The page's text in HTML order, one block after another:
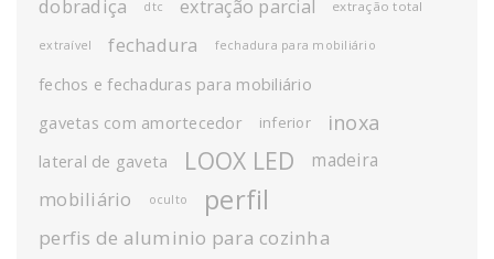
dobradiça dtc extração parcial extração total
extraível fechadura fechadura para mobiliário
fechos e fechaduras para mobiliário
gavetas com amortecedor
inferior inoxa
lateral de gaveta LOOX LED madeira
mobiliário oculto perfil
perfis de aluminio para cozinha